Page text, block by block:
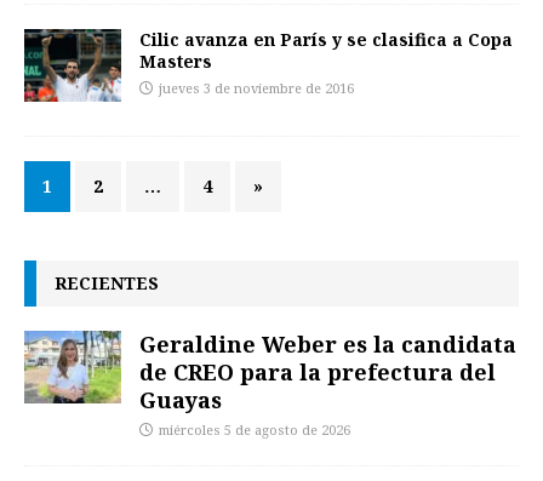
Cilic avanza en París y se clasifica a Copa
Masters
jueves 3 de noviembre de 2016
1 2 … 4 »
RECIENTES
Geraldine Weber es la candidata
de CREO para la prefectura del
Guayas
miércoles 5 de agosto de 2026